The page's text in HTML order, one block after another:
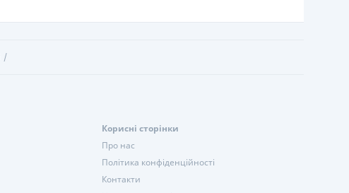
Корисні сторінки
Про нас
Політика конфіденційності
Контакти